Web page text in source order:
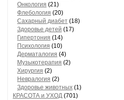
Онкология (21)
Флебология (20)
Сахарный диабет (18)
Здоровье детей (17)
Гипертония (14)
Психология (10)
Дерматалогия (4)
Музыкотерапия (2)
Хирургия (2)
Невралогия (2)
Здоровье животных (1)
КРАСОТА и УХОД (701)